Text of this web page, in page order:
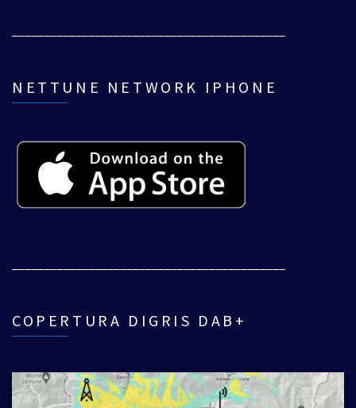
NETTUNE NETWORK IPHONE
COPERTURA DIGRIS DAB+